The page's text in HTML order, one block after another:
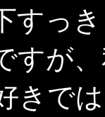
すっ
すが
きで